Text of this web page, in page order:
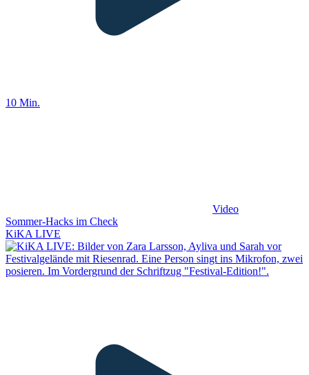
10 Min.
Video
Sommer-Hacks im Check
KiKA LIVE